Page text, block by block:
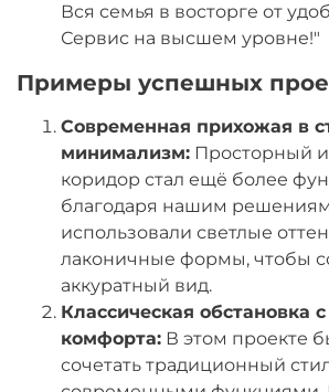
Вся семья в восторге от
Сервис на высшем уровне!"
Примеры успешных
Современная прихожая в
минимализм: Просторный
коридор стал ещё более
благодаря нашим
использовали светлые
лаконичные формы, чтобы
аккуратный вид.
Классическая обстановка
комфорта: В этом проекте
сочетать традиционный